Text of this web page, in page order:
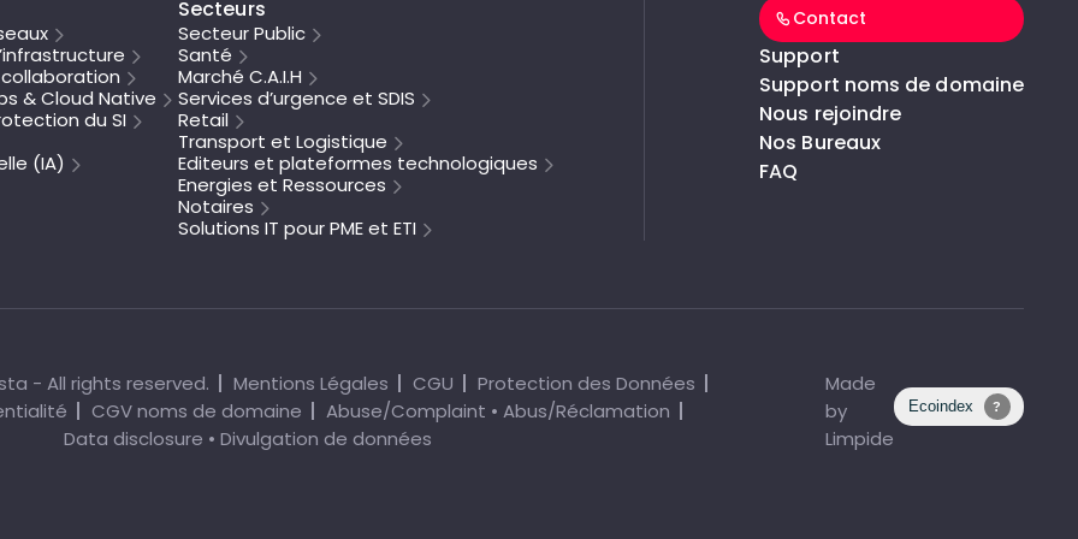
& Cloud Native
du SI
(IA)
Secteurs
Secteur Public
Santé
Marché C.A.I.H
Services d’urgence et SDIS
Retail
Transport et Logistique
Editeurs et plateformes technologiques
Energies et Ressources
Notaires
Solutions IT pour PME et ETI
Contact
Support
Support noms de domaine
Nous rejoindre
Nos Bureaux
FAQ
- All rights reserved. Mentions Légales CGU
Protection des Données
CGV noms de domaine
Abuse/Complaint • Abus/Réclamation
Data disclosure • Divulgation de données
Made
by
Limpide